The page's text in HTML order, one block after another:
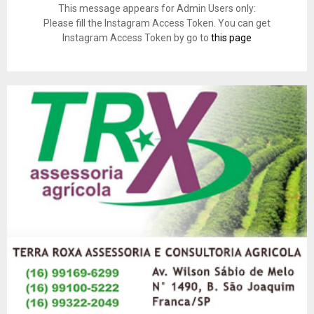
This message appears for Admin Users only:
Please fill the Instagram Access Token. You can get
Instagram Access Token by go to this page